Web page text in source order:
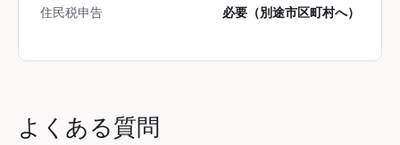
住民税申告 必要（別途市区町村へ）
よくある質問